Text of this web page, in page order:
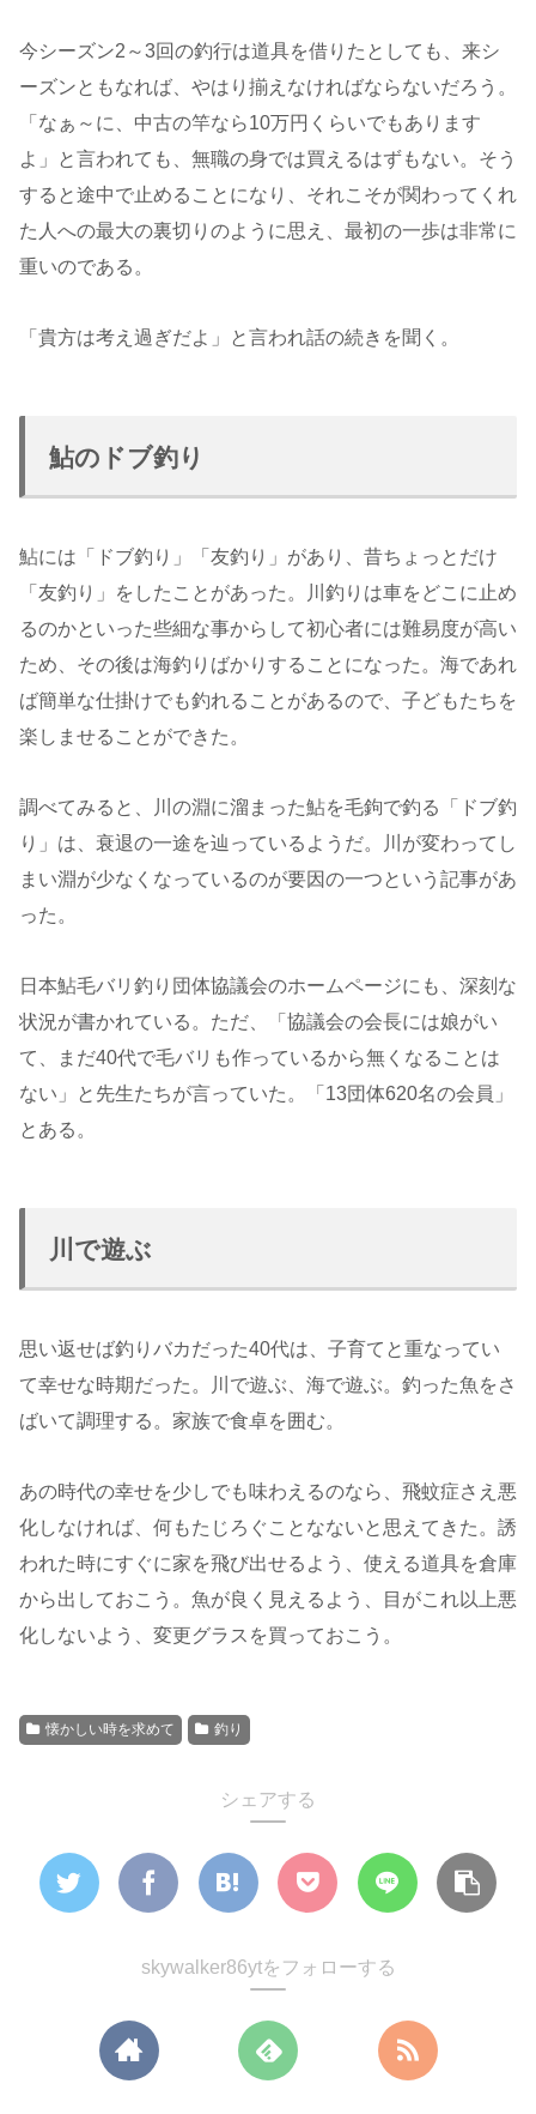
今シーズン2～3回の釣行は道具を借りたとしても、来シ
ーズンともなれば、やはり揃えなければならないだろう。
「なぁ～に、中古の竿なら10万円くらいでもあります
よ」と言われても、無職の身では買えるはずもない。そう
すると途中で止めることになり、それこそが関わってくれ
た人への最大の裏切りのように思え、最初の一歩は非常に
重いのである。
「貴方は考え過ぎだよ」と言われ話の続きを聞く。
鮎のドブ釣り
鮎には「ドブ釣り」「友釣り」があり、昔ちょっとだけ
「友釣り」をしたことがあった。川釣りは車をどこに止め
るのかといった些細な事からして初心者には難易度が高い
ため、その後は海釣りばかりすることになった。海であれ
ば簡単な仕掛けでも釣れることがあるので、子どもたちを
楽しませることができた。
調べてみると、川の淵に溜まった鮎を毛鉤で釣る「ドブ釣
り」は、衰退の一途を辿っているようだ。川が変わってし
まい淵が少なくなっているのが要因の一つという記事があ
った。
日本鮎毛バリ釣り団体協議会のホームページにも、深刻な
状況が書かれている。ただ、「協議会の会長には娘がい
て、まだ40代で毛バリも作っているから無くなることは
ない」と先生たちが言っていた。「13団体620名の会員」
とある。
川で遊ぶ
思い返せば釣りバカだった40代は、子育てと重なってい
て幸せな時期だった。川で遊ぶ、海で遊ぶ。釣った魚をさ
ばいて調理する。家族で食卓を囲む。
あの時代の幸せを少しでも味わえるのなら、飛蚊症さえ悪
化しなければ、何もたじろぐことなないと思えてきた。誘
われた時にすぐに家を飛び出せるよう、使える道具を倉庫
から出しておこう。魚が良く見えるよう、目がこれ以上悪
化しないよう、変更グラスを買っておこう。
懐かしい時を求めて 釣り
シェアする
skywalker86ytをフォローする